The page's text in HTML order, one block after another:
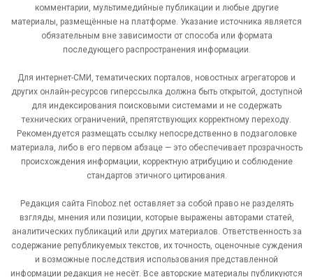
комментарии, мультимедийные публикации и любые другие
материалы, размещённые на платформе. Указание источника является
обязательным вне зависимости от способа или формата
последующего распространения информации.
Для интернет-СМИ, тематических порталов, новостных агрегаторов и
других онлайн-ресурсов гиперссылка должна быть открытой, доступной
для индексирования поисковыми системами и не содержать
технических ограничений, препятствующих корректному переходу.
Рекомендуется размещать ссылку непосредственно в подзаголовке
материала, либо в его первом абзаце — это обеспечивает прозрачность
происхождения информации, корректную атрибуцию и соблюдение
стандартов этичного цитирования.
Редакция сайта Finoboz.net оставляет за собой право не разделять
взгляды, мнения или позиции, которые выражены авторами статей,
аналитических публикаций или других материалов. Ответственность за
содержание републикуемых текстов, их точность, оценочные суждения
и возможные последствия использования представленной
информации редакция не несёт. Все авторские материалы публикуются